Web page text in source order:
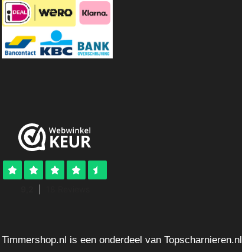
Timmershop.nl is een onderdeel van Topscharnieren.nl